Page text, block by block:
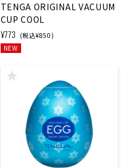
TENGA ORIGINAL VACUUM
CUP COOL
¥773 (税込¥850)
NEW